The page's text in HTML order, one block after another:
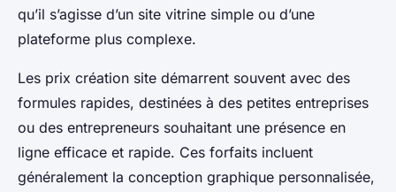
qu’il s’agisse d’un site vitrine simple ou d’une
plateforme plus complexe.
Les prix création site démarrent souvent avec des
formules rapides, destinées à des petites entreprises
ou des entrepreneurs souhaitant une présence en
ligne efficace et rapide. Ces forfaits incluent
généralement la conception graphique personnalisée,